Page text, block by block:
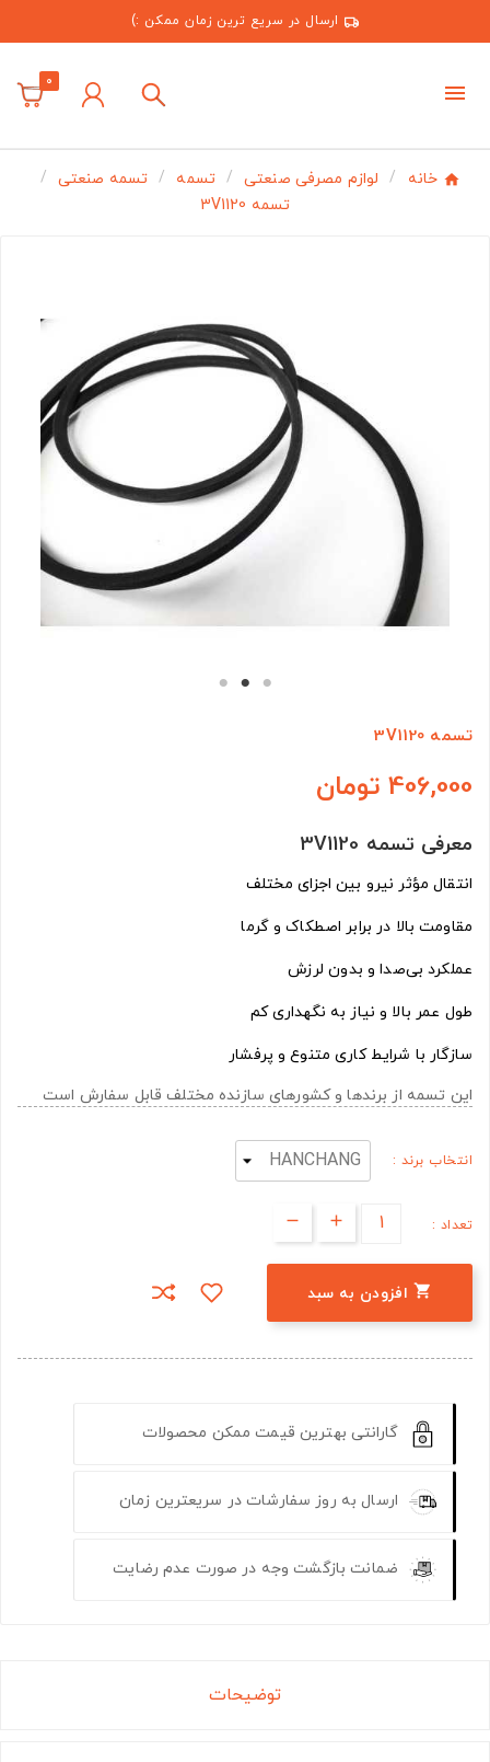
ارسال در سریع ترین زمان ممکن :)
0
خانه لوازم مصرفی صنعتی تسمه
تسمه صنعتی
تسمه 3V1120
تسمه 3V1120
406,000 تومان
معرفی تسمه 3V1120
انتقال مؤثر نیرو بین اجزای مختلف
مقاومت بالا در برابر اصطکاک و گرما
عملکرد بی‌صدا و بدون لرزش
طول عمر بالا و نیاز به نگهداری کم
سازگار با شرایط کاری متنوع و پرفشار
این تسمه از برندها و کشورهای سازنده مختلف قابل سفارش است
انتخاب برند :
تعداد :
 افزودن به سبد
گارانتی بهترین قیمت ممکن محصولات
ارسال به روز سفارشات در سریعترین زمان
ضمانت بازگشت وجه در صورت عدم رضایت
توضیحات